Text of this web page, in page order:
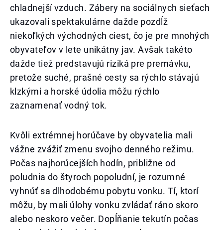
chladnejší vzduch. Zábery na sociálnych sieťach
ukazovali spektakulárne dažde pozdĺž
niekoľkých východných ciest, čo je pre mnohých
obyvateľov v lete unikátny jav. Avšak takéto
dažde tiež predstavujú riziká pre premávku,
pretože suché, prašné cesty sa rýchlo stávajú
klzkými a horské údolia môžu rýchlo
zaznamenať vodný tok.
Kvôli extrémnej horúčave by obyvatelia mali
vážne zvážiť zmenu svojho denného režimu.
Počas najhorúcejších hodín, približne od
poludnia do štyroch popoludní, je rozumné
vyhnúť sa dlhodobému pobytu vonku. Tí, ktorí
môžu, by mali úlohy vonku zvládať ráno skoro
alebo neskoro večer. Dopĺňanie tekutín počas